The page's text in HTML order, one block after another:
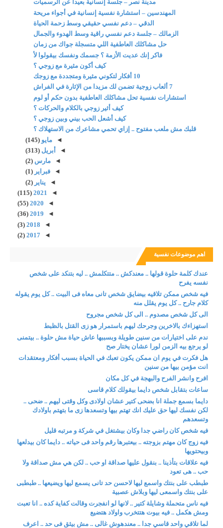
مدينة نصر – جلسة إنسانية بعيدا عن الرسميات
المهندسين – استشارة نفسية إنسانية في أجواء مريحة
الدقي – دعم نفسي حقيقي وسط زحمة الحياة
الزمالك – جلسة دعم نفسي راقية وسط الهدوء والجمال
حل مشاكلك العاطفية اللي متسجلة جواك من زمان
فاكر إنك عديت الأزمة ؟ جسمك ونفسك بيقولوا لأ
كيف أكون مثيرة مع زوجي ؟
10 أفكار لتكوني مثيرة ومتجددة مع زوجك
7 ألعاب زوجية تضمن لك مزيدا من الإثارة في الفراش
استشارات نفسية تحل مشاكلك العاطفية بدون حكم أو لوم
كيف أثير زوجي بالكلام والحركات ؟
كيف أشعل الحب بيني وبين زوجي ؟
قلبك مش ملعب مفتوح .. إزاي تحمي مشاعرك من الاستهلاك ؟
◄مايو(145)
◄
أبريل(313)
◄مارس(2)
◄فبراير(1)
◄ يناير(2)
◄
2021
(115)
◄
2020
(55)
◄
2019
(36)
◄
2018
(3)
◄
2017
(2)
اهم موضوعات نفسية
عندك كلمة حلوة قولها .. معندكش .. متتكلمش .. ليه بتنكد على شخص
نفسه يفرح
فيه شخص ممكن تلاقيه بيضايق شخص تانى معاه فى البيت .. كل يوم يقوله
كلام جارح .. كل يوم يقلل منه
الى كل شخص مصدوم .. الى كل شخص مجروح
استهزاءك بالاخرين وجرحك ليهم باستمرار هو زى القتل بالظبط
ندم على اختيارات من سنين طويلة وبسببها عاش حياة مش حلوة .. بيتمنى
لو يرجع بيه الزمن لورا عشان يختار صح
هل فكرت في يوم ان ممكن يكون تعبك في الحياة بسبب أفكار ومعتقدات
انت مؤمن بيها من سنين
افرح وانشر الفرح والبهجة في كل مكان
ساعات بتقابل شخص دايما بيقولك كلام قاسى
دايما بسمع جملة انا بضحى كتير عشان اولادى وكل وقتى ليهم .. ضحى ..
لكن نفسك ليها حق عليك انك تهتم بيها وتسعدها زى ما بتهتم باولادك
وتسعدهم
فيه شخص كان راضي جدا وكان بيشتغل في شركة و مرتبه قليل
فيه زوج كان مهتم بزوجته .. بيعتبرها رقم واحد فى حياته .. دايما كان بيدلعها
وبيحتويها
فيه علاقات بتأذينا .. بنقول عليها صداقة او حب .. لكن هي مش صداقة ولا
حب .. هى تعود
طبطب على بنتك واسمع ليها لاحسن حد تانى يسمع ليها ويضيعها .. طبطبى
على بنتك واسمعى ليها وبلاش عصبية
فيه ناس متحملة وشايلة كتير .. لانها لو انفجرت وقالت كفاية كده .. انا تعبت
ومش هكمل .. فيه بيوت هتتخرب واولاد هتضيع
لما تلاقي واحد قاسي جدا .. معندهوش غالى .. مش بيثق فى حد .. اعرف